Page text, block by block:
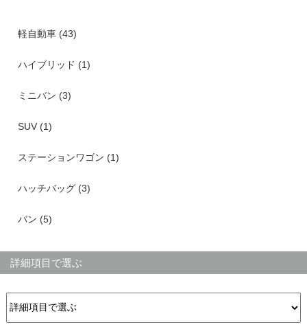
軽自動車 (43)
ハイブリッド (1)
ミニバン (3)
SUV (1)
ステーションワゴン (1)
ハッチバッグ (3)
バン (5)
詳細項目で選ぶ